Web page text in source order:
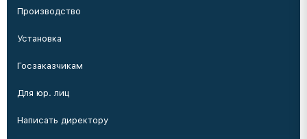
Производство
Установка
Госзаказчикам
Для юр. лиц
Написать директору